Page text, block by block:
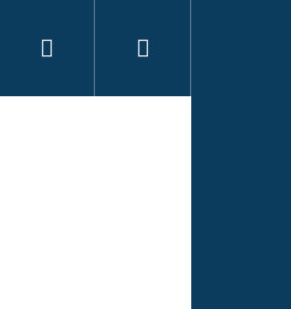
Přihlášení